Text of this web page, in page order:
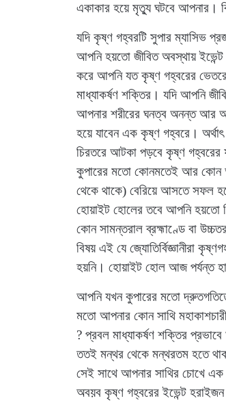
একাকার হয়ে মৃত্যু ঘটবে আপনার।
যদি কৃষ্ণ গহ্বরটি সুপার ম্যাসিভ
আপনি হয়তো জীবিত অবস্থায়
করে আপনি যত কৃষ্ণ গহ্বরের
মাধ্যাকর্ষণ শক্তির। যদি আপনি
আপনার শরীরের ঘনত্ব অনন্ত আর
হয়ে যাবেন এক কৃষ্ণ গহ্বরে।
চিরতরে আটকা পড়বে কৃষ্ণ গহ্বরের
কুপারের মতো কোনমতেই আর কোন
থেকে থাকে) বেরিয়ে আসতে সফল
হোয়াইট হোলের তবে আপনি হয়তো
কোন সামন্তরাল ব্রহ্মাণ্ডে বা
বিষয় এই যে জ্যোতির্বিজ্ঞানীরা
হয়নি। হোয়াইট হোল আজ পর্যন্ত
আপনি যখন কুপারের মতো দ্রুতগতিতে
মতো আপনার কোন সাথি
? প্রবল মাধ্যাকর্ষণ শক্তির
ততই মন্থর থেকে মন্থরতম হতে
সেই সাথে আপনার সাথির চোখে
অবয়ব কৃষ্ণ গহ্বরের ইভেন্ট হরাইজন